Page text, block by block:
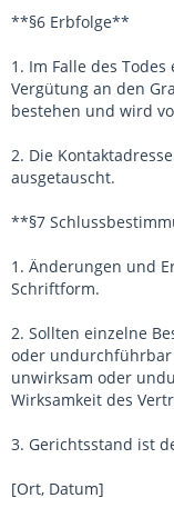
**§6 Erbfolge**
1. Im Falle des
Vergütung an den
bestehen und wird
2. Die
ausgetauscht.
**§7
1. Änderungen und
Schriftform.
2. Sollten einzelne
oder undurchführbar
unwirksam oder
Wirksamkeit des
3. Gerichtsstand ist
[Ort, Datum]